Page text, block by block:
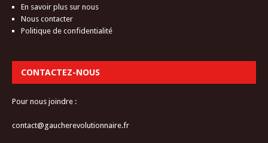
En savoir plus sur nous
Nous contacter
Politique de confidentialité
CONTACTEZ-NOUS
Pour nous joindre :
contact@gaucherevolutionnaire.fr